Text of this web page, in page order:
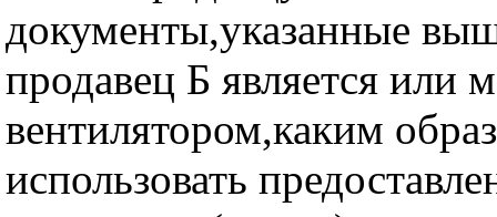
документы,указанные
продавец Б является или
вентилятором,каким
использовать